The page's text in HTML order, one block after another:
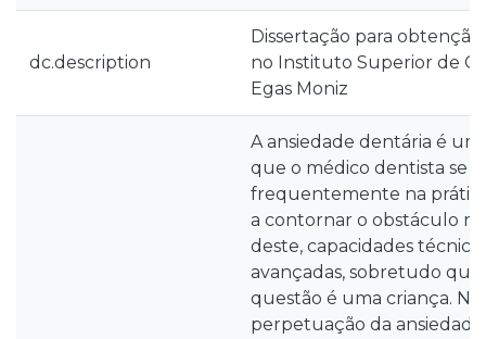
dc.description
Dissertação para
no Instituto Superior de
Egas Moniz
A ansiedade dentária é
que o médico dentista se
frequentemente na
a contornar o obstáculo
deste, capacidades
avançadas, sobretudo
questão é uma criança. Na
perpetuação da